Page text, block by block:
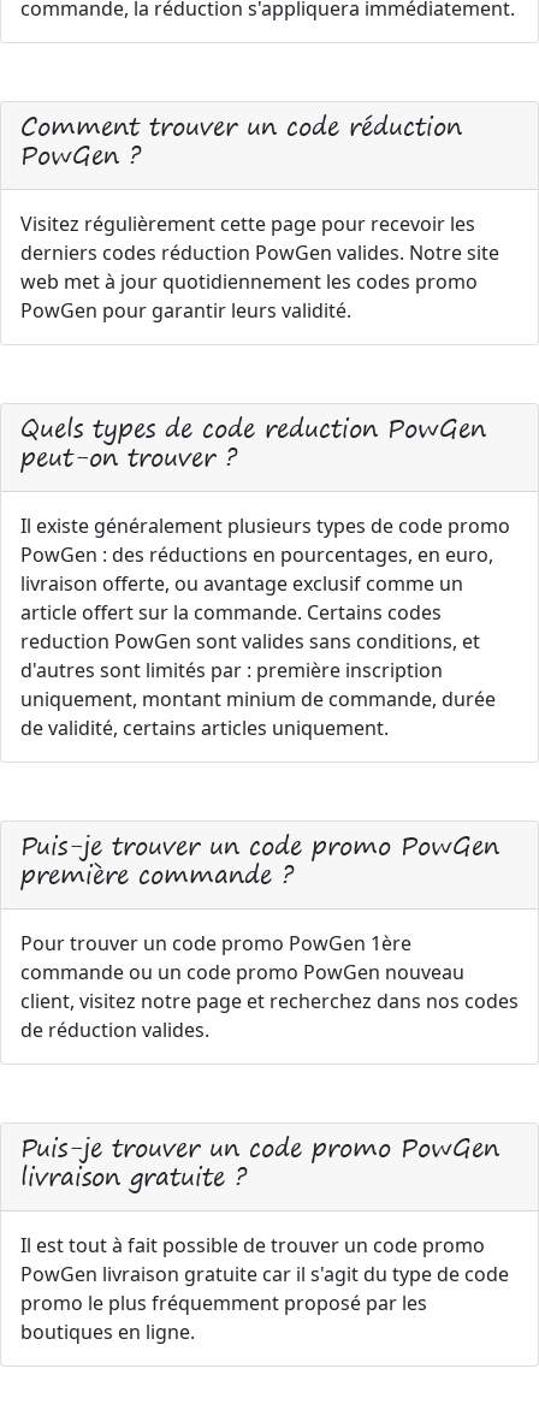
commande, la réduction s'appliquera immédiatement.
Comment trouver un code réduction
PowGen ?
Visitez régulièrement cette page pour recevoir les
derniers codes réduction PowGen valides. Notre site
web met à jour quotidiennement les codes promo
PowGen pour garantir leurs validité.
Quels types de code reduction PowGen
peut-on trouver ?
Il existe généralement plusieurs types de code promo
PowGen : des réductions en pourcentages, en euro,
livraison offerte, ou avantage exclusif comme un
article offert sur la commande. Certains codes
reduction PowGen sont valides sans conditions, et
d'autres sont limités par : première inscription
uniquement, montant minium de commande, durée
de validité, certains articles uniquement.
Puis-je trouver un code promo PowGen
première commande ?
Pour trouver un code promo PowGen 1ère
commande ou un code promo PowGen nouveau
client, visitez notre page et recherchez dans nos codes
de réduction valides.
Puis-je trouver un code promo PowGen
livraison gratuite ?
Il est tout à fait possible de trouver un code promo
PowGen livraison gratuite car il s'agit du type de code
promo le plus fréquemment proposé par les
boutiques en ligne.